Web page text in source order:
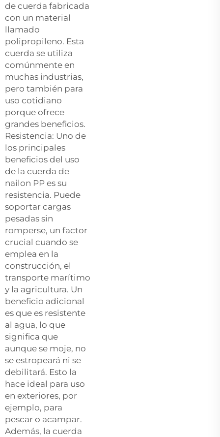
de cuerda fabricada
con un material
llamado
polipropileno. Esta
cuerda se utiliza
comúnmente en
muchas industrias,
pero también para
uso cotidiano
porque ofrece
grandes beneficios.
Resistencia: Uno de
los principales
beneficios del uso
de la cuerda de
nailon PP es su
resistencia. Puede
soportar cargas
pesadas sin
romperse, un factor
crucial cuando se
emplea en la
construcción, el
transporte marítimo
y la agricultura. Un
beneficio adicional
es que es resistente
al agua, lo que
significa que
aunque se moje, no
se estropeará ni se
debilitará. Esto la
hace ideal para uso
en exteriores, por
ejemplo, para
pescar o acampar.
Además, la cuerda